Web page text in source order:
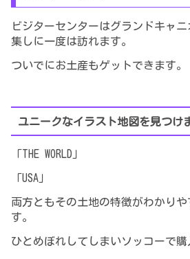
ビジターセンターはグランドキャ
集しに一度は訪れます。
ついでにお土産もゲットできます。
ユニークなイラスト地図を見つけ
「THE WORLD」
「USA」
両方ともその土地の特徴がわかり
す。
ひとめぼれしてしまいソッコーで購